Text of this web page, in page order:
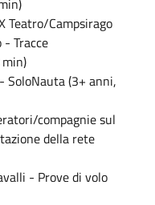
Teatro/Campsirago
Tracce
SoloNauta (3+ anni,
compagnie sul
della rete
- Prove di volo